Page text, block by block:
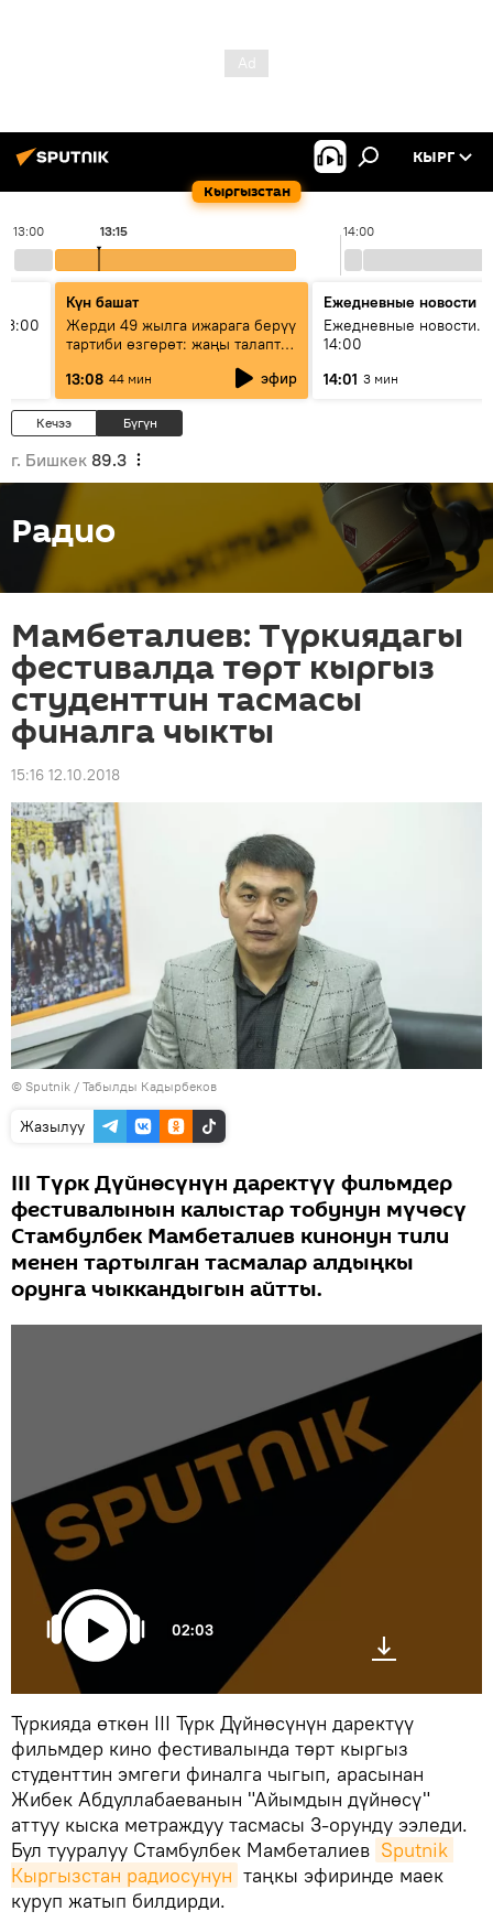
Кыргызстан
КЫРГ
13:00 14:00
13:15
Күн башат
Жерди 49 жылга ижарага берүү
тартиби өзгөрөт: жаңы талаптар
13:08 44 мин эфир
Ежедневные новости
Ежедневные новости.
14:00
14:01 3 мин
Кечээ Бүгүн
г. Бишкек 89.3
Радио
Мамбеталиев: Түркиядагы
фестивалда төрт кыргыз
студенттин тасмасы
финалга чыкты
15:16 12.10.2018
© Sputnik / Табылды Кадырбеков
Жазылуу
III Түрк Дүйнөсүнүн даректүү фильмдер
фестивалынын калыстар тобунун мүчөсү
Стамбулбек Мамбеталиев кинонун тили
менен тартылган тасмалар алдыңкы
орунга чыккандыгын айтты.
02:03
Түркияда өткөн III Түрк Дүйнөсүнүн даректүү
фильмдер кино фестивалында төрт кыргыз
студенттин эмгеги финалга чыгып, арасынан
Жибек Абдуллабаеванын "Айымдын дүйнөсү"
аттуу кыска метраждуу тасмасы 3-орунду ээледи.
Бул тууралуу Стамбулбек Мамбеталиев Sputnik
Кыргызстан радиосунун таңкы эфиринде маек
куруп жатып билдирди.